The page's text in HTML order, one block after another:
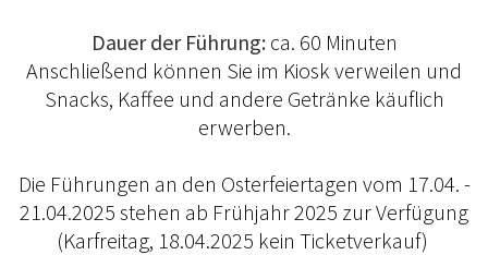
Dauer der Führung:ca. 60 Minuten
Anschließend können Sie im Kiosk verweilen und
Snacks, Kaffee und andere Getränke käuflich
erwerben.
Die Führungen an den Osterfeiertagen vom 17.04. -
21.04.2025 stehen ab Frühjahr 2025 zur Verfügung
(Karfreitag, 18.04.2025 kein Ticketverkauf)